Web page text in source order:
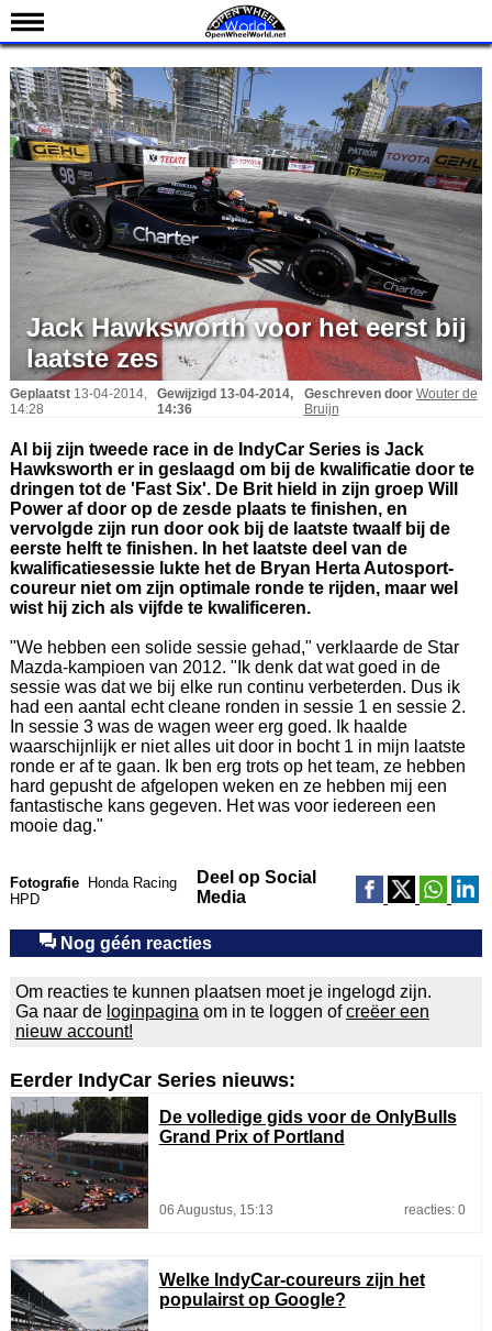
Nieuws
Kalender
Uitslagen
Standen
Coureurs
Teams
IndyCar 101
Indy 500
English
Jack Hawksworth voor het eerst bij
laatste zes
Geplaatst 13-04-2014,
14:28
Gewijzigd 13-04-2014,
14:36
Geschreven door Wouter de
Bruijn
Al bij zijn tweede race in de IndyCar Series is Jack
Hawksworth er in geslaagd om bij de kwalificatie door te
dringen tot de 'Fast Six'. De Brit hield in zijn groep Will
Power af door op de zesde plaats te finishen, en
vervolgde zijn run door ook bij de laatste twaalf bij de
eerste helft te finishen. In het laatste deel van de
kwalificatiesessie lukte het de Bryan Herta Autosport-
coureur niet om zijn optimale ronde te rijden, maar wel
wist hij zich als vijfde te kwalificeren.
"We hebben een solide sessie gehad," verklaarde de Star
Mazda-kampioen van 2012. "Ik denk dat wat goed in de
sessie was dat we bij elke run continu verbeterden. Dus ik
had een aantal echt cleane ronden in sessie 1 en sessie 2.
In sessie 3 was de wagen weer erg goed. Ik haalde
waarschijnlijk er niet alles uit door in bocht 1 in mijn laatste
ronde er af te gaan. Ik ben erg trots op het team, ze hebben
hard gepusht de afgelopen weken en ze hebben mij een
fantastische kans gegeven. Het was voor iedereen een
mooie dag."
Fotografie
Honda Racing
HPD
Deel op Social
Media
Nog géén reacties
Om reacties te kunnen plaatsen moet je ingelogd zijn.
Ga naar de loginpaginaom in te loggen ofcreëer een
nieuw account!
Eerder IndyCar Series nieuws:
De volledige gids voor de OnlyBulls
Grand Prix of Portland
06 Augustus, 15:13 reacties: 0
Welke IndyCar-coureurs zijn het
populairst op Google?